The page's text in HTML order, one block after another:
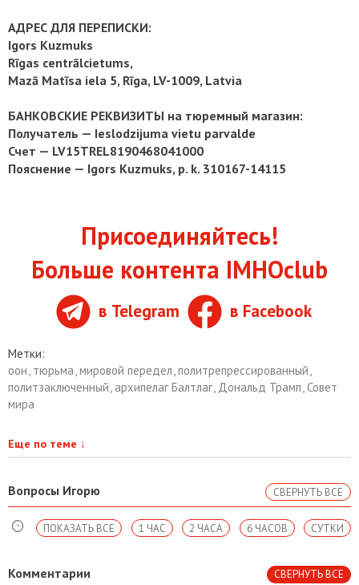
АДРЕС ДЛЯ ПЕРЕПИСКИ:
Igors Kuzmuks
Rīgas centrālcietums,
Mazā Matīsa iela 5, Rīga, LV-1009, Latvia
БАНКОВСКИЕ РЕКВИЗИТЫ на тюремный магазин:
Получатель — Ieslodzijuma vietu parvalde
Счет — LV15TREL8190468041000
Пояснение — Igors Kuzmuks, p. k. 310167-14115
Присоединяйтесь!
Больше контента IMHOclub
в Telegram в Facebook
Метки:
оон, тюрьма,мировой передел,политрепрессированный,
политзаключенный, архипелаг Балтлаг, Дональд Трамп,Совет
мира
Еще по теме ↓
Вопросы Игорю СВЕРНУТЬ ВСЕ
СУТКИ
6 ЧАСОВ
2 ЧАСА
1 ЧАС
ПОКАЗАТЬ ВСЕ
Комментарии СВЕРНУТЬ ВСЕ